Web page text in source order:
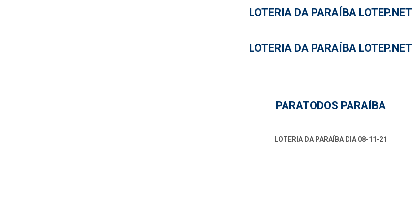
LOTERIA DA PARAÍBA LOTEP.NET
LOTERIA DA PARAÍBA LOTEP.NET
PARATODOS PARAÍBA
LOTERIA DA PARAÍBA DIA 08-11-21